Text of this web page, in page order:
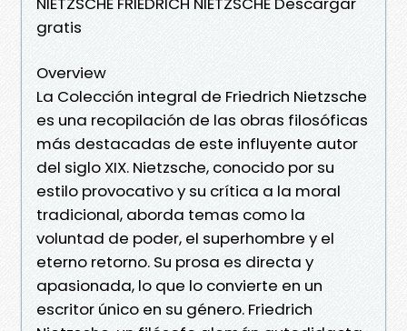
gratis
Overview
La Colección integral de Friedrich Nietzsche
es una recopilación de las obras filosóficas
más destacadas de este influyente autor
del siglo XIX. Nietzsche, conocido por su
estilo provocativo y su crítica a la moral
tradicional, aborda temas como la
voluntad de poder, el superhombre y el
eterno retorno. Su prosa es directa y
apasionada, lo que lo convierte en un
escritor único en su género. Friedrich